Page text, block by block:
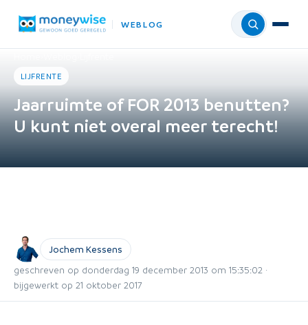
WEBLOG Menu
LIJFRENTE
Jaarruimte of FOR 2013 benutten?
U kunt niet overal meer terecht!
Jochem Kessens
geschreven op donderdag 19 december 2013 om 15:35:02 ·
bijgewerkt op 21 oktober 2017